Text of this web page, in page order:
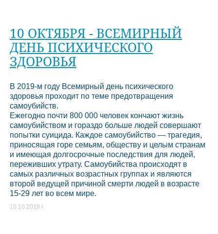
10 ОКТЯБРЯ - ВСЕМИРНЫЙ
ДЕНЬ ПСИХИЧЕСКОГО
ЗДОРОВЬЯ
В 2019-м году Всемирный день психического
здоровья проходит по теме предотвращения
самоубийств.
Ежегодно почти 800 000 человек кончают жизнь
самоубийством и гораздо больше людей совершают
попытки суицида. Каждое самоубийство — трагедия,
приносящая горе семьям, обществу и целым странам
и имеющая долгосрочные последствия для людей,
переживших утрату. Самоубийства происходят в
самых различных возрастных группах и являются
второй ведущей причиной смерти людей в возрасте
15-29 лет во всем мире.
10.10.2019 г.